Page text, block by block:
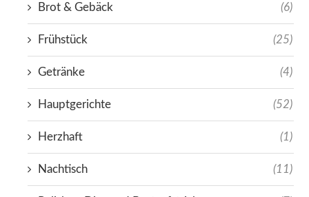
Brot & Gebäck (6)
Frühstück (25)
Getränke (4)
Hauptgerichte (52)
Herzhaft (1)
Nachtisch (11)